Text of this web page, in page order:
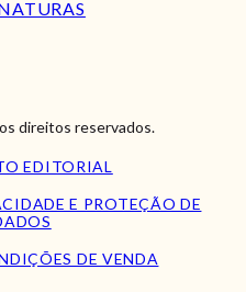
direitos reservados.
EDITORIAL
E PROTEÇÃO DE
DE VENDA